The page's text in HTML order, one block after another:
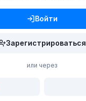
Войти
Зарегистрироваться
или через